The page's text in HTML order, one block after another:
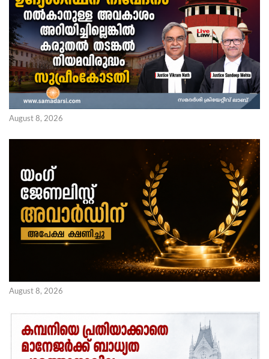
August 8, 2026
August 8, 2026